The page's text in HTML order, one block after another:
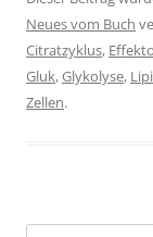
Neues vom Buch
Citratzyklus,
Gluk,Glykolyse,
Zellen.